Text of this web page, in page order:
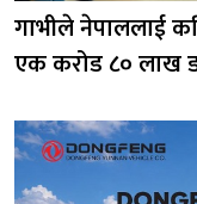
गाभीले नेपाललाई
एक करोड ८० लाख